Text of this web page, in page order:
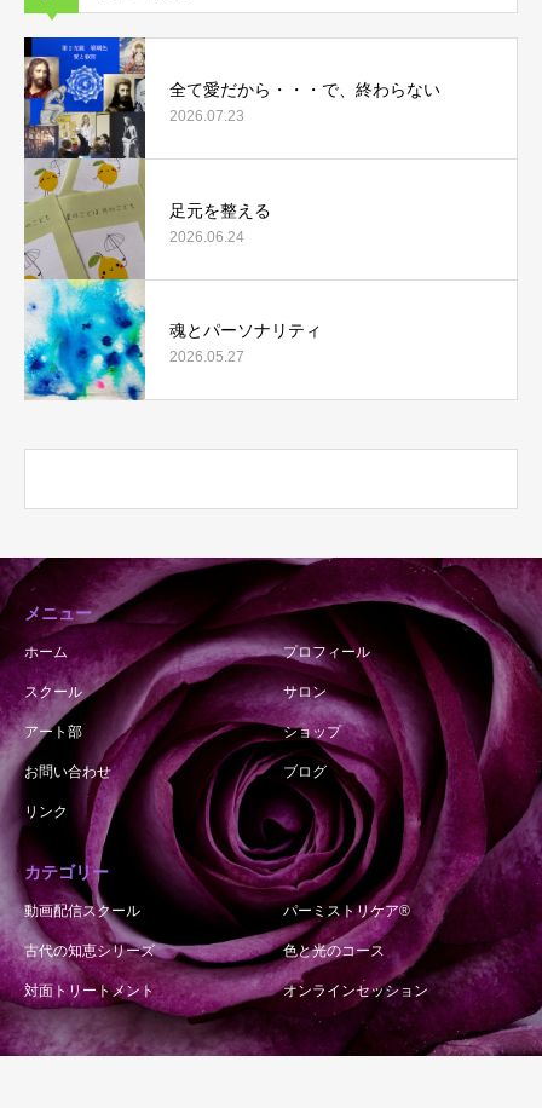
全て愛だから・・・で、終わらない
2026.07.23
足元を整える
2026.06.24
魂とパーソナリティ
2026.05.27
メニュー
ホーム プロフィール
スクール サロン
アート部 ショップ
お問い合わせ ブログ
リンク
カテゴリー
動画配信スクール パーミストリケア®︎
古代の知恵シリーズ 色と光のコース
対面トリートメント オンラインセッション